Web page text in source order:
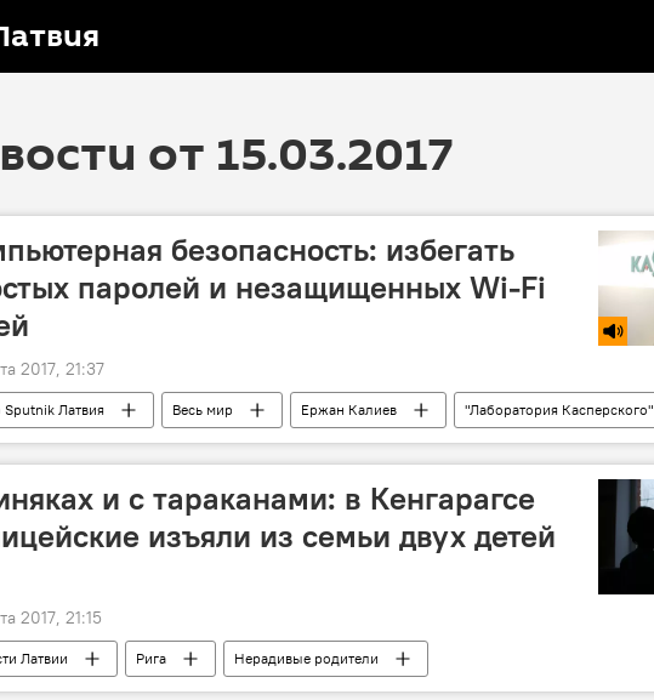
от 15.03.2017
безопасность: избегать
паролей и незащищенных Wi-Fi
2017, 21:37
Sputnik Латвия Весь мир Ержан Калиев "Лаборатория Касперского"
и с тараканами: в Кенгарагсе
изъяли из семьи двух детей
2017, 21:15
Латвии Рига Нерадивые родители